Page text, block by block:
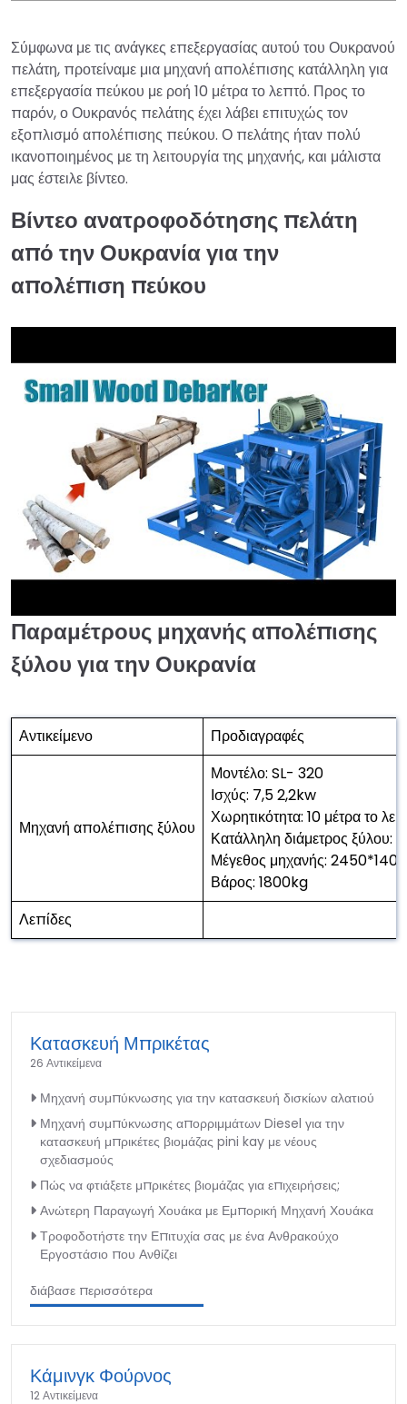
Σύμφωνα με τις ανάγκες επεξεργασίας αυτού του Ουκρανού
πελάτη, προτείναμε μια μηχανή απολέπισης κατάλληλη για
επεξεργασία πεύκου με ροή 10 μέτρα το λεπτό. Προς το
παρόν, ο Ουκρανός πελάτης έχει λάβει επιτυχώς τον
εξοπλισμό απολέπισης πεύκου. Ο πελάτης ήταν πολύ
ικανοποιημένος με τη λειτουργία της μηχανής, και μάλιστα
μας έστειλε βίντεο.
Βίντεο ανατροφοδότησης πελάτη
από την Ουκρανία για την
απολέπιση πεύκου
►
Παραμέτρους μηχανής απολέπισης
ξύλου για την Ουκρανία
Αντικείμενο Προδιαγραφές
Μηχανή απολέπισης ξύλου
Μοντέλο: SL- 320
Ισχύς: 7,5 2,2kw
Χωρητικότητα: 10 μέτρα το
Κατάλληλη διάμετρος ξύλου:
Μέγεθος μηχανής:
Βάρος: 1800kg
Λεπίδες
Κατασκευή Μπρικέτας
26 Αντικείμενα
Μηχανή συμπύκνωσης για την κατασκευή δισκίων αλατιού
Μηχανή συμπύκνωσης απορριμμάτων Diesel για την
κατασκευή μπρικέτες βιομάζας pini kay με νέους
σχεδιασμούς
Πώς να φτιάξετε μπρικέτες βιομάζας για επιχειρήσεις;
Ανώτερη Παραγωγή Χουάκα με Εμπορική Μηχανή Χουάκα
Τροφοδοτήστε την Επιτυχία σας με ένα Ανθρακούχο
Εργοστάσιο που Ανθίζει
διάβασε περισσότερα
Κάμινγκ Φούρνος
12 Αντικείμενα